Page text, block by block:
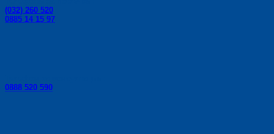
(032) 260 520
0885 14 15 97
0888 520 590